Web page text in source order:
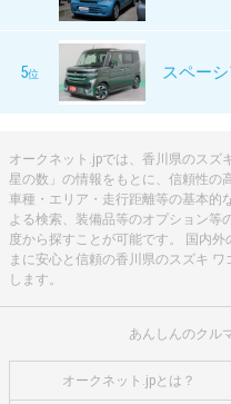
5位 スペー
オークネット.jpでは、香川県のスズ
星の数」の情報をもとに、信頼性の
車種・エリア・走行距離等の基本的
よる検索、装備品等のオプション等
度から探すことが可能です。 国内
まに安心と信頼の香川県のスズキ
します。
あんしんのクル
オークネット.jpとは？